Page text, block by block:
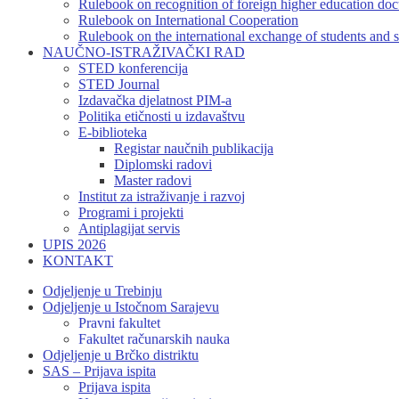
Rulebook on recognition of foreign higher education
Rulebook on International Cooperation
Rulebook on the international exchange of students and
NAUČNO-ISTRAŽIVAČKI RAD
STED konferencija
STED Journal
Izdavačka djelatnost PIM-a
Politika etičnosti u izdavaštvu
E-biblioteka
Registar naučnih publikacija
Diplomski radovi
Master radovi
Institut za istraživanje i razvoj
Programi i projekti
Antiplagijat servis
UPIS 2026
KONTAKT
Odjeljenje u Trebinju
Odjeljenje u Istočnom Sarajevu
Pravni fakultet
Fakultet računarskih nauka
Odjeljenje u Brčko distriktu
SAS – Prijava ispita
Prijava ispita